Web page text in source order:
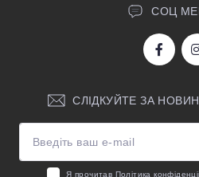
СОЦ
СЛІДКУЙТЕ ЗА
Я прочитав Політика